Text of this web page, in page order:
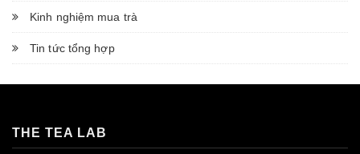
Kinh nghiệm mua trà
Tin tức tổng hợp
THE TEA LAB